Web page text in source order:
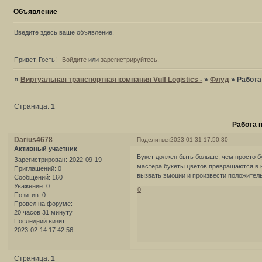
Объявление
Введите здесь ваше объявление.
Привет, Гость! Войдитеили зарегистрируйтесь.
»Виртуальная транспортная компания Vulf Logistics - »Флуд »
Работа
Страница: 1
Поделиться2023-01-31 17:50:30
Darius4678
Активный участник
Зарегистрирован: 2022-09-19
Приглашений: 0
Сообщений: 160
Уважение: 0
Позитив: 0
Провел на форуме:
20 часов 31 минуту
Последний визит:
2023-02-14 17:42:56
Букет должен быть больше, чем просто
мастера букеты цветов превращаются
вызвать эмоции и произвести
0
Страница:1